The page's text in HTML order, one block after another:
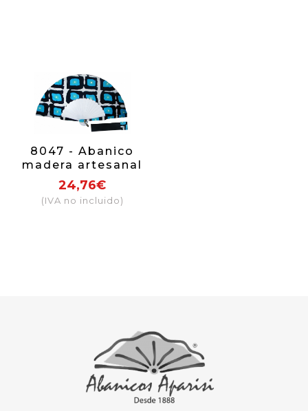
8047 - Abanico
madera artesanal
24,76€
(IVA no incluido)